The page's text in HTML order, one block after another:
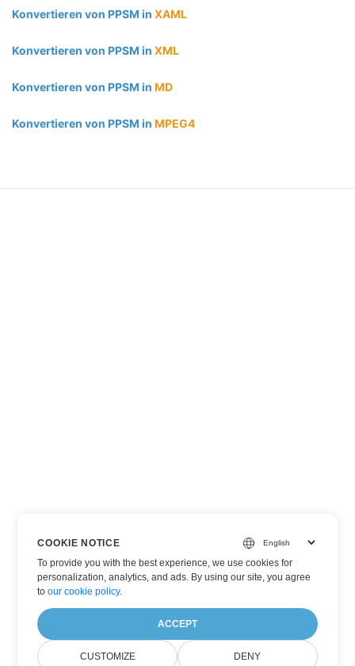
Konvertieren von PPSM in XAML
Konvertieren von PPSM in XML
Konvertieren von PPSM in MD
Konvertieren von PPSM in MPEG4
COOKIE NOTICE
To provide you with the best experience, we use cookies for
personalization, analytics, and ads. By using our site, you agree
toour cookie policy.
ACCEPT
CUSTOMIZE DENY